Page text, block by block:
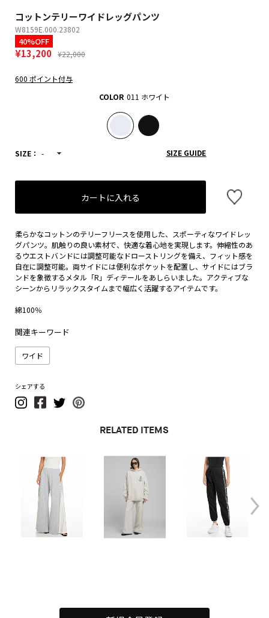
コットンテリーワイドレッグパンツ
W8159E.000.23802
40%OFF
¥13,200 ¥22,000
600 ポイント付与
COLOR 011 ホワイト
SIZE： - SIZE GUIDE
カートに入れる
柔らかなコットンのテリーフリースを使用した、スポーティなワイドレッ
グパンツ。肌触りの良い素材で、快適な着心地を実現します。伸縮性のあ
るウエストバンドには調整可能なドローストリングを備え、フィット感を
自在に調整可能。両サイドには便利なポケットを配置し、サイドにはブラ
ンドを象徴するメタル「R」ディテールをあしらいました。アクティブな
シーンからリラックスタイムまで幅広く活躍するアイテムです。
綿100％
関連キーワード
ワイド
シェアする
RELATED ITEMS